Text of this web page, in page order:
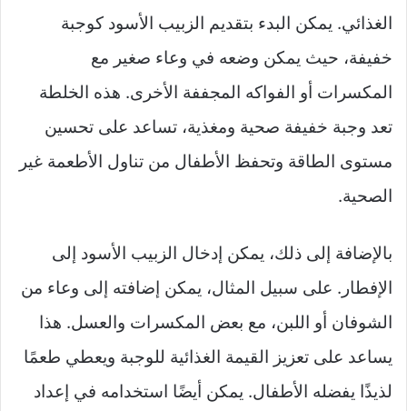
الغذائي. يمكن البدء بتقديم الزبيب الأسود كوجبة
خفيفة، حيث يمكن وضعه في وعاء صغير مع
المكسرات أو الفواكه المجففة الأخرى. هذه الخلطة
تعد وجبة خفيفة صحية ومغذية، تساعد على تحسين
مستوى الطاقة وتحفظ الأطفال من تناول الأطعمة غير
الصحية.
بالإضافة إلى ذلك، يمكن إدخال الزبيب الأسود إلى
الإفطار. على سبيل المثال، يمكن إضافته إلى وعاء من
الشوفان أو اللبن، مع بعض المكسرات والعسل. هذا
يساعد على تعزيز القيمة الغذائية للوجبة ويعطي طعمًا
لذيذًا يفضله الأطفال. يمكن أيضًا استخدامه في إعداد